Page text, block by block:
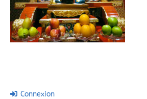
Connexion